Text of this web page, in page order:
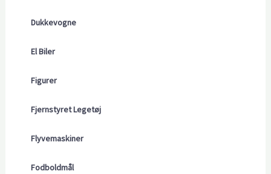
Dukkevogne
El Biler
Figurer
Fjernstyret Legetøj
Flyvemaskiner
Fodboldmål